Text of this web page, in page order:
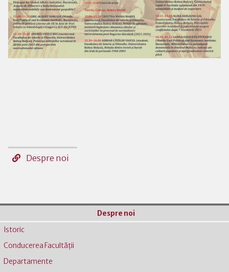
Despre noi
Despre noi
Istoric
Conducerea Facultății
Departamente